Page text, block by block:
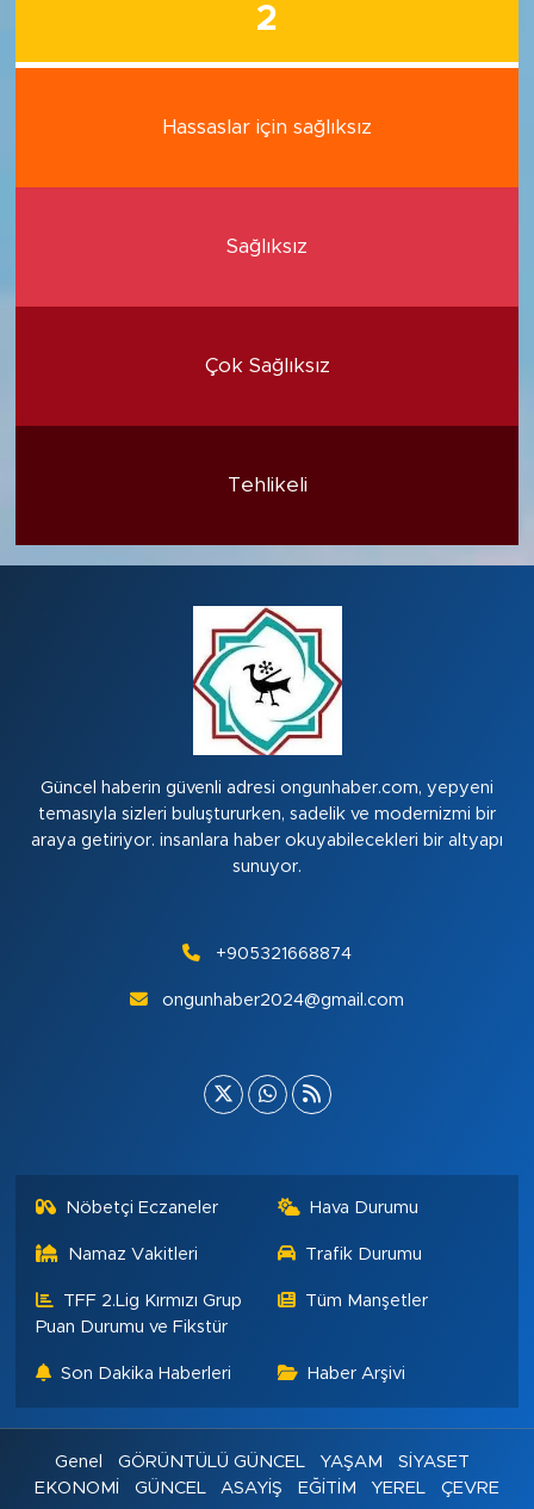
2
Hassaslar için sağlıksız
Sağlıksız
Çok Sağlıksız
Tehlikeli
Güncel haberin güvenli adresi ongunhaber.com, yepyeni
temasıyla sizleri buluştururken, sadelik ve modernizmi bir
araya getiriyor. insanlara haber okuyabilecekleri bir altyapı
sunuyor.
+905321668874
ongunhaber2024@gmail.com
Nöbetçi Eczaneler Hava Durumu
Namaz Vakitleri Trafik Durumu
TFF 2.Lig Kırmızı Grup
Puan Durumu ve Fikstür
Tüm Manşetler
Son Dakika Haberleri Haber Arşivi
Genel GÖRÜNTÜLÜ GÜNCEL YAŞAM
SİYASET
EKONOMİ
GÜNCEL ASAYİŞ EĞİTİM YEREL ÇEVRE